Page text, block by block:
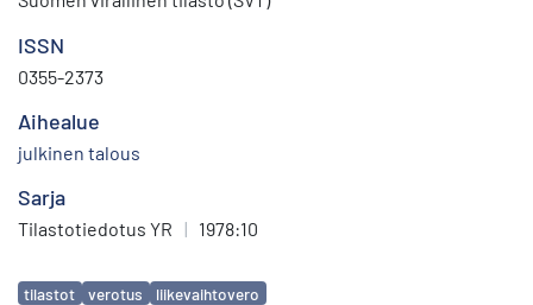
ISSN
0355-2373
Aihealue
julkinen talous
Sarja
Tilastotiedotus YR | 1978:10
Avainsanat
tilastot verotus liikevaihtovero